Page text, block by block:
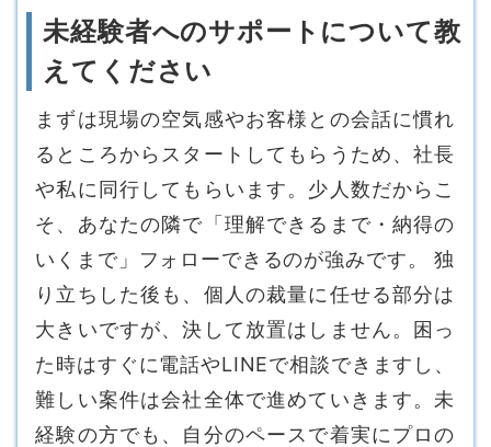
未経験者へのサポートについて教
えてください
まずは現場の空気感やお客様との会話に慣れ
るところからスタートしてもらうため、社長
や私に同行してもらいます。少人数だからこ
そ、あなたの隣で「理解できるまで・納得の
いくまで」フォローできるのが強みです。 独
り立ちした後も、個人の裁量に任せる部分は
大きいですが、決して放置はしません。困っ
た時はすぐに電話やLINEで相談できますし、
難しい案件は会社全体で進めていきます。未
経験の方でも、自分のペースで着実にプロの